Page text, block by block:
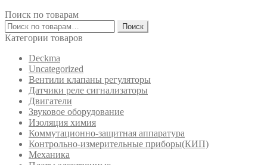
Поиск по товарам
Искать:
Поиск
Категории товаров
Deckma
Uncategorized
Вентили клапаны регуляторы
Датчики реле сигнализаторы
Двигатели
Звуковое оборудование
Изоляция химия
Коммутационно-защитная аппаратура
Контрольно-измерительные приборы(КИП)
Механика